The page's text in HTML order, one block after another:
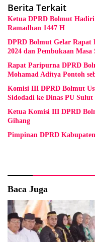
Berita Terkait
Ketua DPRD Bolmut
Ramadhan 1447 H
DPRD Bolmut Gelar Rapat
2024 dan Pembukaan Masa
Rapat Paripurna DPRD
Mohamad Aditya Pontoh
Komisi III DPRD Bolmut
Sidodadi ke Dinas PU Sulut
Ketua Komisi III DPRD
Gihang
Pimpinan DPRD
Baca Juga